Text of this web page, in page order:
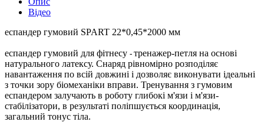
Відео
еспандер гумовий SPART 22*0,45*2000 мм
еспандер гумовий для фітнесу - тренажер-петля на основі
натурального латексу. Снаряд рівномірно розподіляє
навантаження по всій довжині і дозволяє виконувати ідеальні
з точки зору біомеханіки вправи. Тренування з гумовим
еспандером залучають в роботу глибокі м'язи і м'язи-
стабілізатори, в результаті поліпшується координація,
загальний тонус тіла.